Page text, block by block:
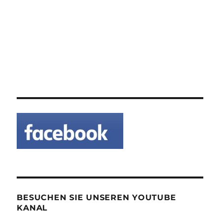
BESUCHEN SIE UNSEREN YOUTUBE
KANAL